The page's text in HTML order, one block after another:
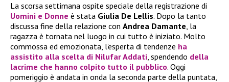
La scorsa settimana ospite speciale della registrazione di
Uomini e Donne è stata Giulia De Lellis. Dopo la tanto
discussa fine della relazione con Andrea Damante, la
ragazza è tornata nel luogo in cui tutto è iniziato. Molto
commossa ed emozionata, l’esperta di tendenze ha
assistito alla scelta di Nilufar Addati, spendendo della
lacrime che hanno colpito tutto il pubblico. Oggi
pomeriggio è andata in onda la seconda parte della puntata,